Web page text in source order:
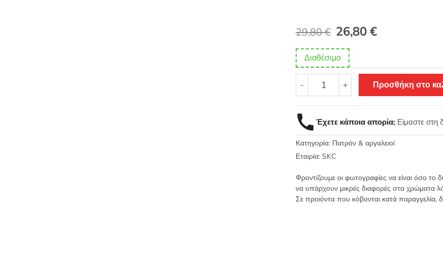
29,80€ Original
price
was:
29,80 €.
26,80€Η
τιμή
είναι:
Διαθέσιμο
-
Κυκλική
συσκευή
SKC
J092
ποσότητα
+ Προσθήκη στο
Έχετε κάποια απορία; Είμαστε στη
Κατηγορία: Πατρόν & αργαλειοί
Εταιρία: SKC
Φροντίζουμε οι φωτογραφίες να είναι όσο
να υπάρχουν μικρές διαφορές στα χρώματα
Σε προιόντα που κόβονται κατά παραγγελία,